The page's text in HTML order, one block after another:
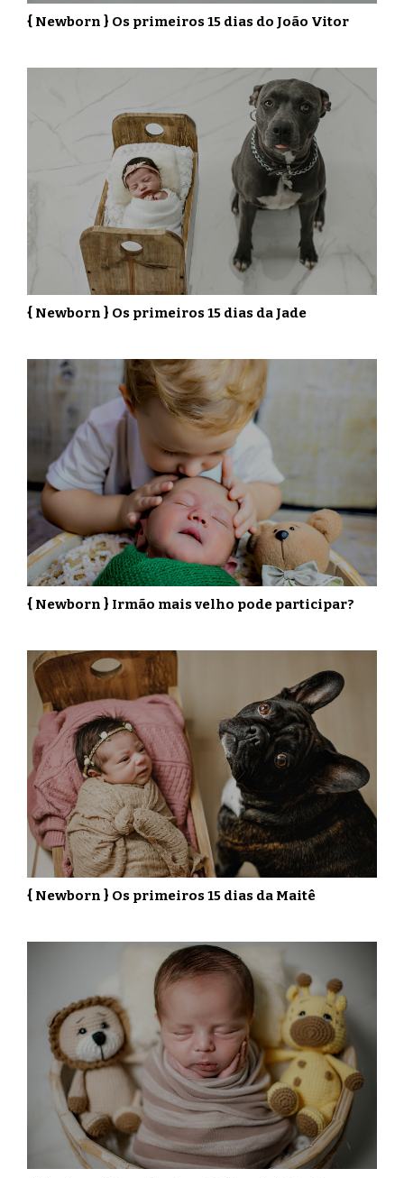
{ Newborn } Os primeiros 15 dias do João Vitor
{ Newborn } Os primeiros 15 dias da Jade
{ Newborn } Irmão mais velho pode participar?
{ Newborn } Os primeiros 15 dias da Maitê